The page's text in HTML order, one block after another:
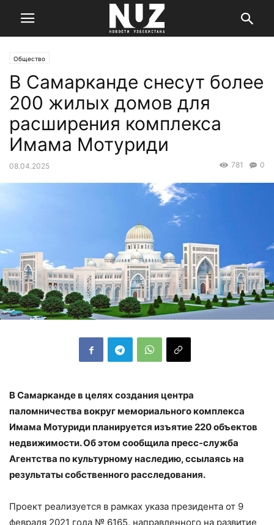
Общество
В Самарканде снесут более
200 жилых домов для
расширения комплекса
Имама Мотуриди
08.04.2025 0
781
В Самарканде в целях создания центра
паломничества вокруг мемориального комплекса
Имама Мотуриди планируется изъятие 220 объектов
недвижимости. Об этом сообщила пресс-служба
Агентства по культурному наследию, ссылаясь на
результаты собственного расследования.
Проект реализуется в рамках указа президента от 9
февраля 2021 года № 6165, направленного на развитие